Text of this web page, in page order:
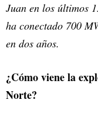
Juan en los últimos
ha conectado 700
en dos años.
¿Cómo viene la
Norte?